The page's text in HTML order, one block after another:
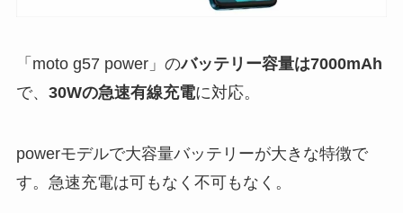
「moto g57 power」のバッテリー容量は7000mAh
で、 30Wの急速有線充電に対応。
powerモデルで大容量バッテリーが大きな特徴で
す。急速充電は可もなく不可もなく。